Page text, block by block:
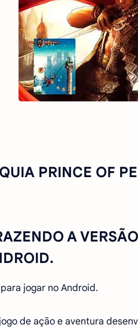
PRINCE OF
A
jogar no Android.
de ação e aventura